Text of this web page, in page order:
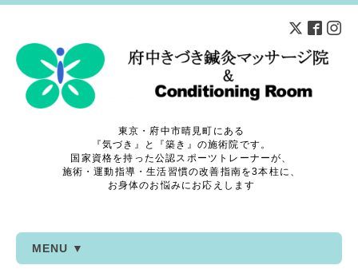
東京・府中市晴見町にある
『気づき』と『築き』の施術院です。
国家資格を持った公認スポーツトレーナーが、
施術・運動指導・生活習慣の改善指南を3本柱に、
お身体のお悩みにお応えします
MENU ▼